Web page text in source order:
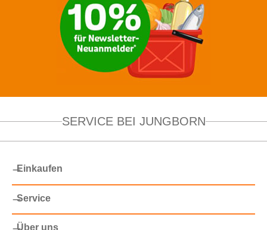
SERVICE BEI JUNGBORN
Einkaufen
Service
Über uns